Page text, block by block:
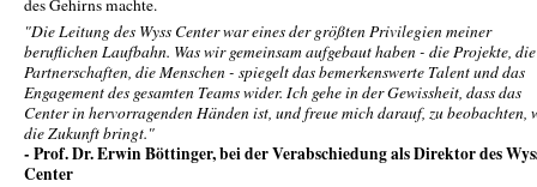
des Gehirns machte.
"Die Leitung des Wyss Center war eines der größten Privilegien meiner
beruflichen Laufbahn. Was wir gemeinsam aufgebaut haben - die Projekte, die
Partnerschaften, die Menschen - spiegelt das bemerkenswerte Talent und das
Engagement des gesamten Teams wider. Ich gehe in der Gewissheit, dass das
Center in hervorragenden Händen ist, und freue mich darauf, zu beobachten,
die Zukunft bringt."
- Prof. Dr. Erwin Böttinger, bei der Verabschiedung als Direktor des
Center